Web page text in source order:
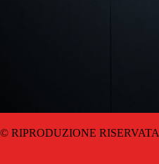
© RIPRODUZIONE RISERVATA